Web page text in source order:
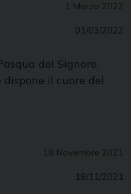
1 Marzo 2022
01/03/2022
del Signore.
il cuore del
18 Novembre 2021
18/11/2021